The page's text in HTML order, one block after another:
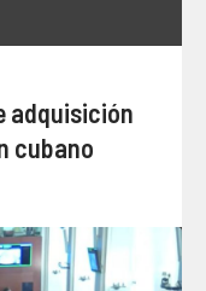
adquisición
cubano